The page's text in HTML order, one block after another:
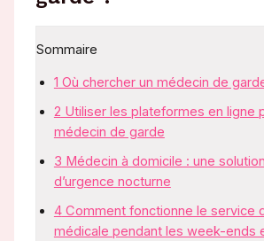
Sommaire
1 Où chercher un médecin de
2 Utiliser les plateformes en ligne
médecin de garde
3 Médecin à domicile : une
d’urgence nocturne
4Comment fonctionne le service
médicale pendant les week-ends